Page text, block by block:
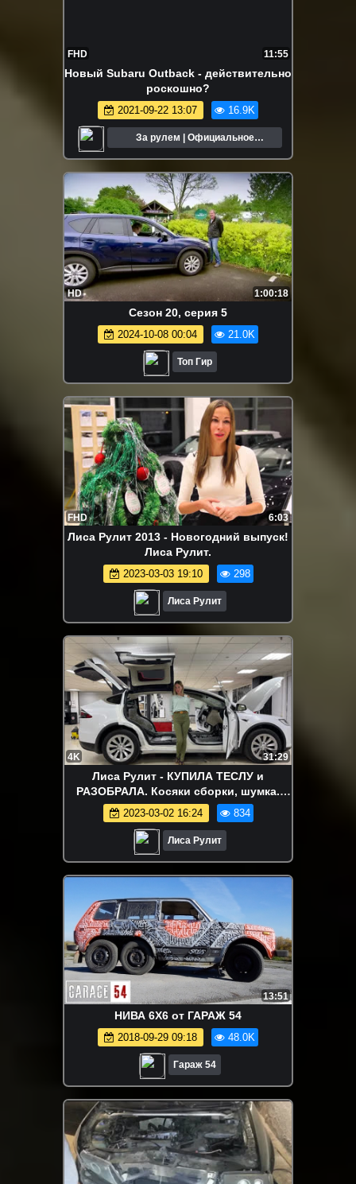
FHD 11:55
Новый Subaru Outback - действительно
роскошно?
2021-09-22 13:07 16.9K
За рулем | Официальное
сообщество
HD 1:00:18
Сезон 20, серия 5
2024-10-08 00:04 21.0K
Топ Гир
FHD 6:03
Лиса Рулит 2013 - Новогодний выпуск!
Лиса Рулит.
2023-03-03 19:10 298
Лиса Рулит
4K 31:29
Лиса Рулит - КУПИЛА ТЕСЛУ и
РАЗОБРАЛА. Косяки сборки, шумка.
Она КРУЧЕ BMW X8 BMW iX и Mercedes!
2023-03-02 16:24 834
Лиса Рулит
13:51
НИВА 6Х6 от ГАРАЖ 54
2018-09-29 09:18 48.0K
Гараж 54